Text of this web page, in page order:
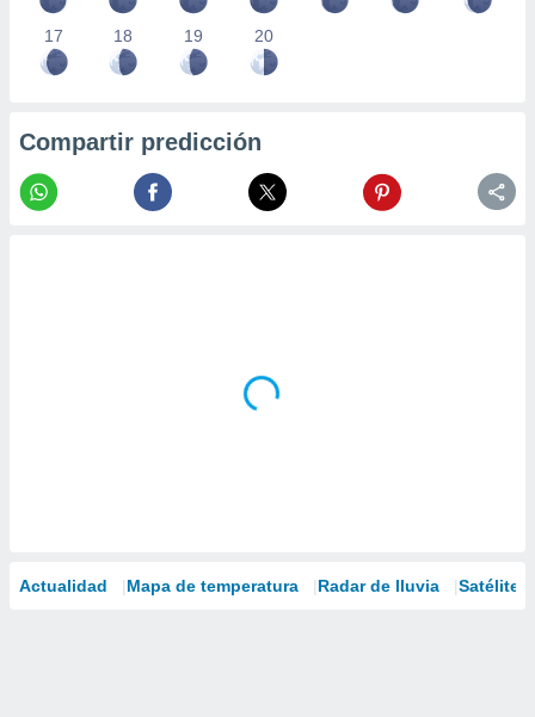
17 18 19 20
Compartir predicción
Actualidad Mapa de temperatura Radar de lluvia Satélites